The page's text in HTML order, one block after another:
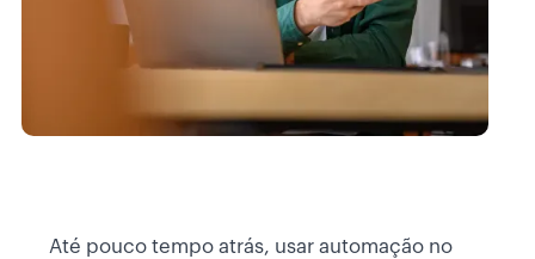
Até pouco tempo atrás, usar automação no